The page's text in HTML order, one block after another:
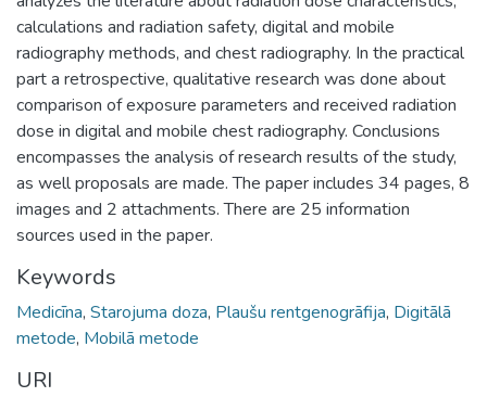
calculations and radiation safety, digital and mobile
radiography methods, and chest radiography. In the practical
part a retrospective, qualitative research was done about
comparison of exposure parameters and received radiation
dose in digital and mobile chest radiography. Conclusions
encompasses the analysis of research results of the study,
as well proposals are made. The paper includes 34 pages, 8
images and 2 attachments. There are 25 information
sources used in the paper.
Keywords
Medicīna, Starojuma doza, Plaušu rentgenogrāfija, Digitālā
metode, Mobilā metode
URI